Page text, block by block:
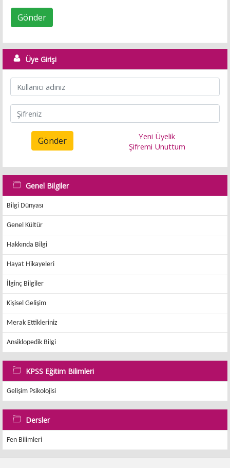
Gönder
Üye Girişi
Gönder
Yeni Üyelik
Şifremi Unuttum
Genel Bilgiler
Bilgi Dünyası
Genel Kültür
Hakkında Bilgi
Hayat Hikayeleri
İlginç Bilgiler
Kişisel Gelişim
Merak Ettikleriniz
Ansiklopedik Bilgi
KPSS Eğitim Bilimleri
Gelişim Psikolojisi
Dersler
Fen Bilimleri